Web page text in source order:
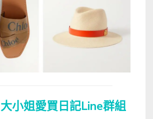
大小姐愛買日記Line群組